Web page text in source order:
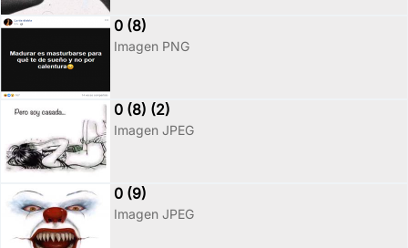
0 (8)
Imagen PNG
0 (8) (2)
Imagen JPEG
0 (9)
Imagen JPEG